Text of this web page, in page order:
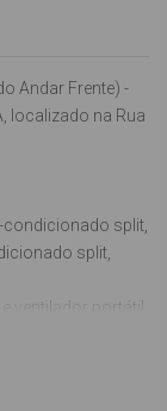
Andar Frente) -
localizado na Rua
condicionado split,
split,
ventilador portátil,